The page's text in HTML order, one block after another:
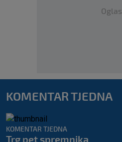
Oglas
KOMENTAR TJEDNA
KOMENTAR TJEDNA
Trg pet spremnika